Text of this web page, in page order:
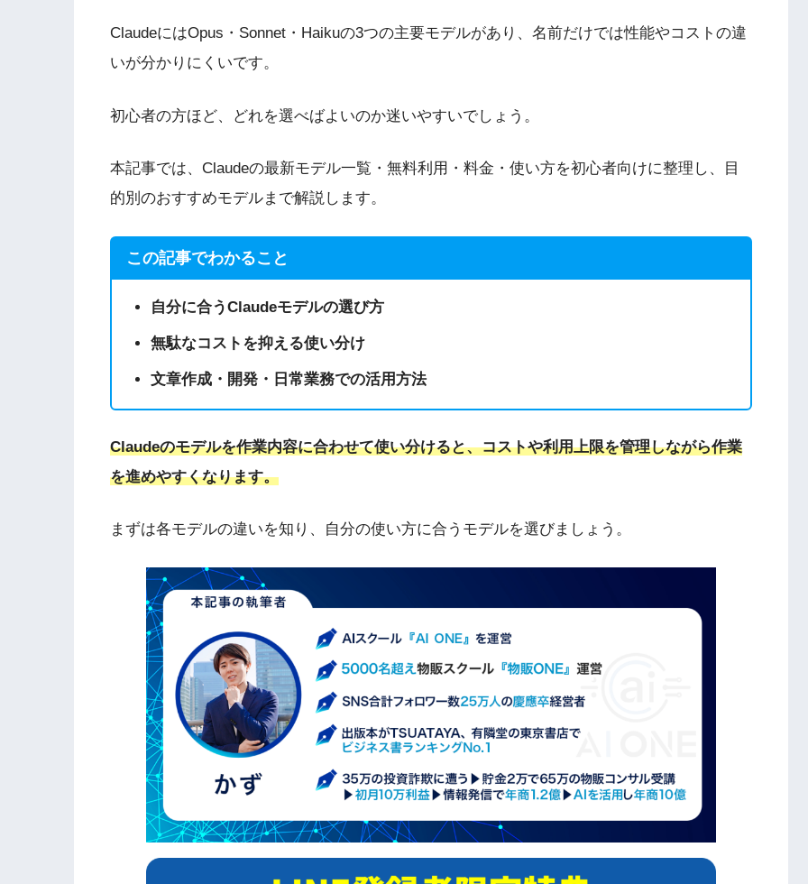
ClaudeにはOpus・Sonnet・Haikuの3つの主要モデルがあり、名前だけでは性能やコストの違
いが分かりにくいです。
初心者の方ほど、どれを選べばよいのか迷いやすいでしょう。
本記事では、Claudeの最新モデル一覧・無料利用・料金・使い方を初心者向けに整理し、目
的別のおすすめモデルまで解説します。
この記事でわかること
自分に合うClaudeモデルの選び方
無駄なコストを抑える使い分け
文章作成・開発・日常業務での活用方法
Claudeのモデルを作業内容に合わせて使い分けると、コストや利用上限を管理しながら作業
を進めやすくなります。
まずは各モデルの違いを知り、自分の使い方に合うモデルを選びましょう。